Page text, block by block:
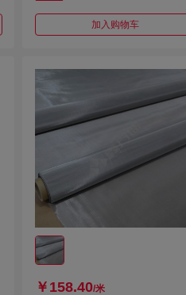
加入购物车
￥158.40/米